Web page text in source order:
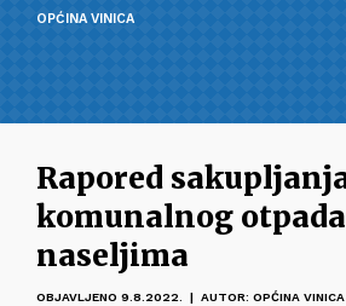
OPĆINA VINICA
Rapored
komunalnog
naseljima
OBJAVLJENO 9.8.2022. | AUTOR: OPĆINA VINICA